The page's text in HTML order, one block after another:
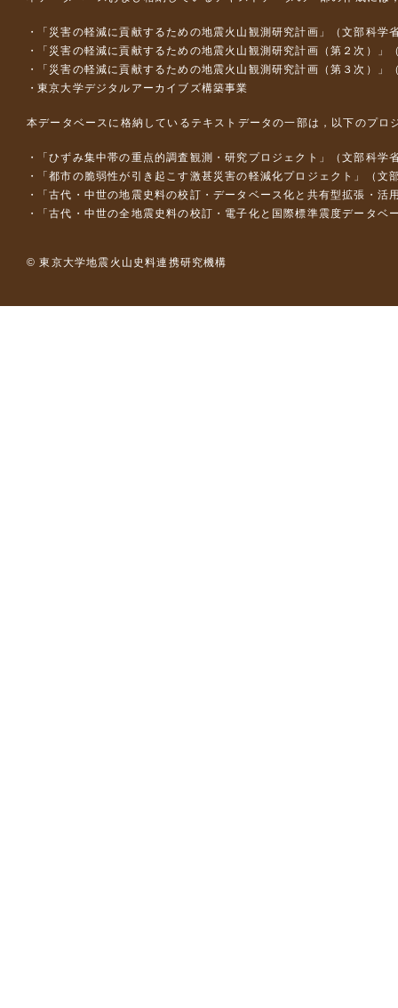
「災害の軽減に貢献するための地震火山観測研究計画」（文部科学
「災害の軽減に貢献するための地震火山観測研究計画（第２次）」
「災害の軽減に貢献するための地震火山観測研究計画（第３次）」
東京大学デジタルアーカイブズ構築事業
本データベースに格納しているテキストデータの一部は，以下のプロ
「ひずみ集中帯の重点的調査観測・研究プロジェクト」（文部科
「都市の脆弱性が引き起こす激甚災害の軽減化プロジェクト」（
「古代・中世の地震史料の校訂・データベース化と共有型拡張・
「古代・中世の全地震史料の校訂・電子化と国際標準震度データ
© 東京大学地震火山史料連携研究機構